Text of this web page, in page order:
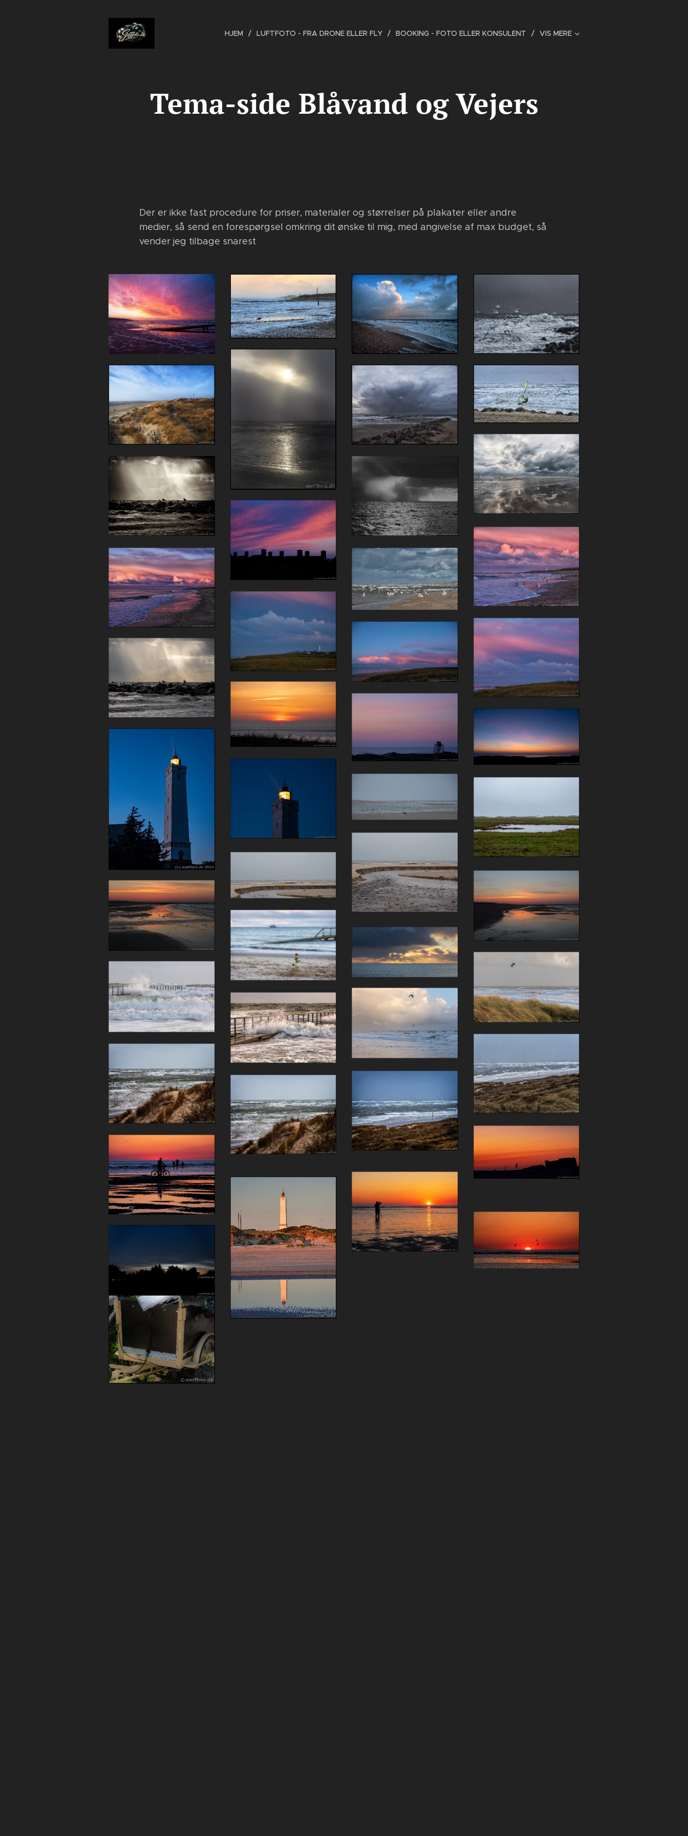
HJEM LUFTFOTO - FRA DRONE ELLER FLY BOOKING - FOTO ELLER KONSULENT VIS MERE
Tema-side Blåvand og Vejers
Der er ikke fast procedure for priser, materialer og størrelser på plakater eller andre
medier, så send en forespørgsel omkring dit ønske til mig, med angivelse af max budget, så
vender jeg tilbage snarest